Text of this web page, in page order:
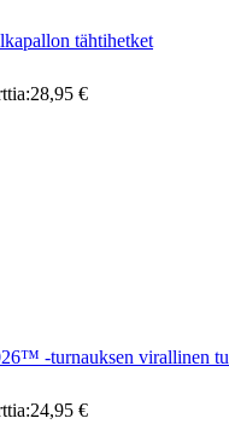
tähtihetket
28,95 €
‑turnauksen virallinen
24,95 €